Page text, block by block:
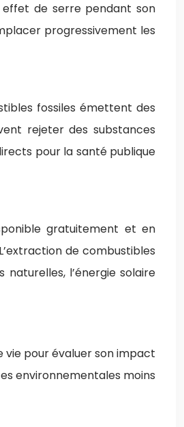
effet de serre pendant son
progressivement les
fossiles émettent des
rejeter des substances
pour la santé publique
gratuitement et en
de combustibles
l’énergie solaire
vie pour évaluer son impact
environnementales moins